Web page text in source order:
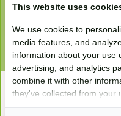
21,95
Recent bekeken
This website uses
We use cookies to
media features, and
information about your use
advertising, and analytics
combine it with other
they've collected from your